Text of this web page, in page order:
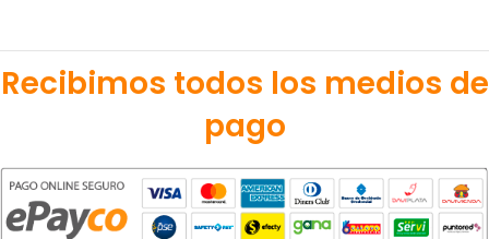
Recibimos todos los medios de
pago